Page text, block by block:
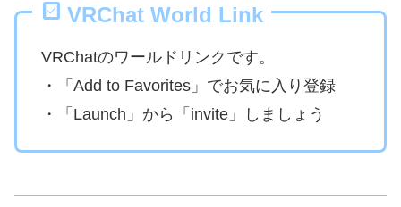
VRChat World Link
VRChatのワールドリンクです。
・「Add to Favorites」でお気に入り登録
・「Launch」から「invite」しましょう